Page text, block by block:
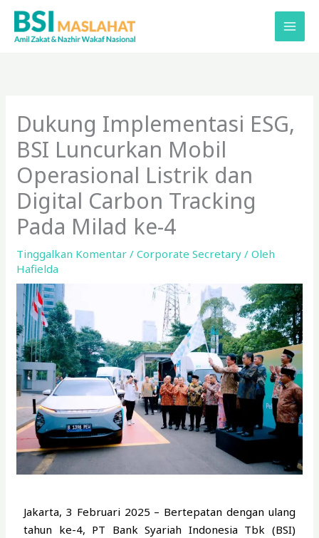
Lewati
konten
Dukung Implementasi ESG,
BSI Luncurkan Mobil
Operasional Listrik dan
Digital Carbon Tracking
Pada Milad ke-4
Tinggalkan Komentar /Corporate Secretary / Oleh
Hafielda
Jakarta, 3 Februari 2025 – Bertepatan dengan ulang
tahun ke-4, PT Bank Syariah Indonesia Tbk (BSI)